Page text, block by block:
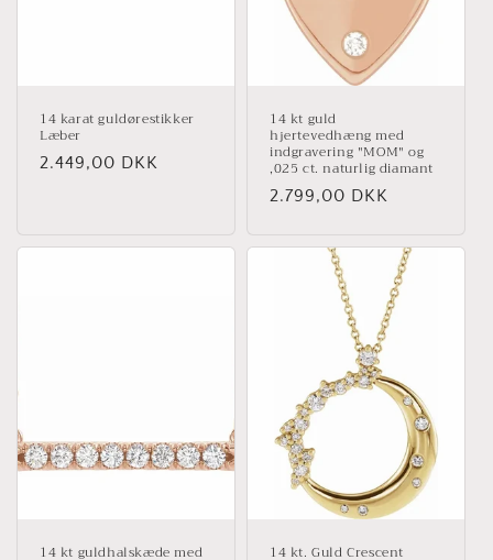
14 karat guldørestikker
Læber
Normalpris
2.449,00 DKK
14 kt guld
hjertevedhæng med
indgravering "MOM" og
,025 ct. naturlig diamant
Normalpris
2.799,00 DKK
14 kt guldhalskæde med 14 kt. Guld Crescent